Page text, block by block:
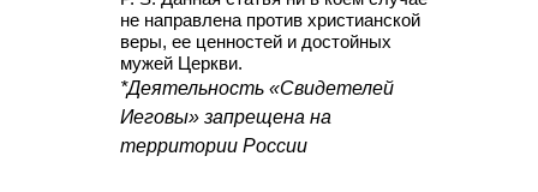
не направлена против христианской
веры, ее ценностей и достойных
мужей Церкви.
*Деятельность «Свидетелей
Иеговы» запрещена на
территории России